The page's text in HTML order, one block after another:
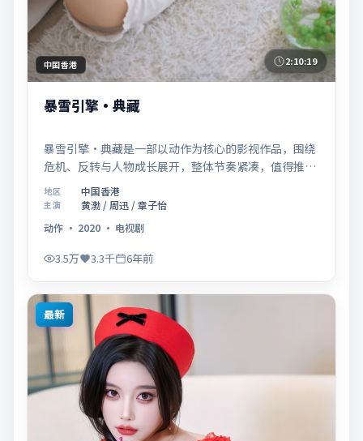
中国香港 2:10:19
暴雪引擎·典藏
暴雪引擎·典藏是一部以动作为核心的影视作品，围绕
危机、反转与人物成长展开，整体节奏紧凑，值得推荐
观看。
地区 中国香港
主演
黄渤 / 周迅 / 章子怡
动作 · 2020 · 电视剧
3.5万 3.3千 6年前
最新